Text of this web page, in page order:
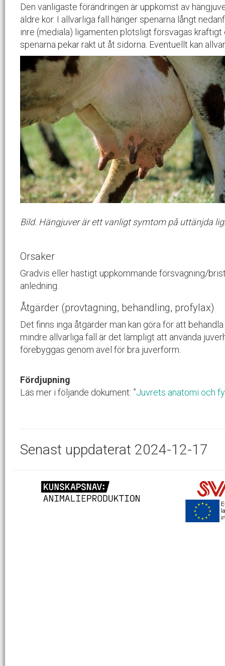
Den vanligaste förändringen är uppkomst av
äldre kor. I allvarliga fall hänger spenarna långt
inre (mediala) ligamenten plötsligt försvagas
spenarna pekar rakt ut åt sidorna. Eventuellt kan
Bild. Hängjuver är ett vanligt symtom på uttänjda
Orsaker
Gradvis eller hastigt uppkommande försvagning/
anledning.
Åtgärder (provtagning, behandling, profylax)
Det finns inga åtgärder man kan göra för att
mindre allvarliga fall är det lämpligt att använda
förebyggas genom avel för bra juverform.
Fördjupning
Läs mer i följande dokument: ”Juvrets anatomi och
Senast uppdaterat 2024-12-17